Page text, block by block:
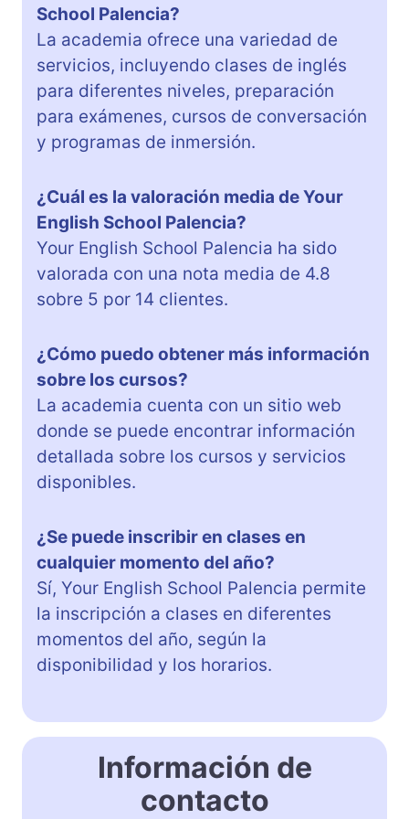
School Palencia?
La academia ofrece una variedad de
servicios, incluyendo clases de inglés
para diferentes niveles, preparación
para exámenes, cursos de conversación
y programas de inmersión.
¿Cuál es la valoración media de Your
English School Palencia?
Your English School Palencia ha sido
valorada con una nota media de 4.8
sobre 5 por 14 clientes.
¿Cómo puedo obtener más información
sobre los cursos?
La academia cuenta con un sitio web
donde se puede encontrar información
detallada sobre los cursos y servicios
disponibles.
¿Se puede inscribir en clases en
cualquier momento del año?
Sí, Your English School Palencia permite
la inscripción a clases en diferentes
momentos del año, según la
disponibilidad y los horarios.
Información de
contacto